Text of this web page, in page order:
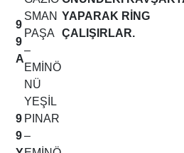
YAPARAK RİNG
9
9
A
SMAN
PAŞA
–
EMİNÖ
NÜ
9
9
YEŞİL
PINAR
–